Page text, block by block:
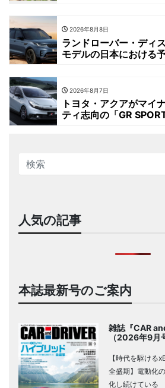
2026年8月8日
ランドローバー・ディ
モデルの日本における
2026年8月7日
トヨタ・アクアがマイ
ティ志向の「GR
人気の記事
本誌最新号のご案内
雑誌『CAR
（2026年9月
【時代を駆ける
全盛期】電動化
化し続けている